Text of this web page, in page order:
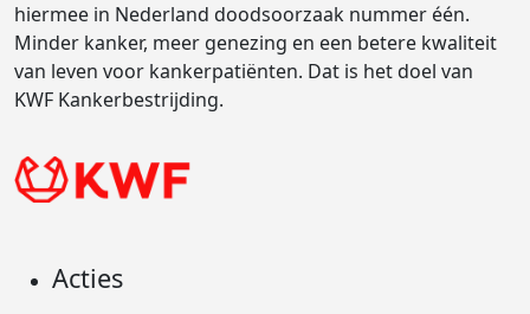
hiermee in Nederland doodsoorzaak nummer één.
Minder kanker, meer genezing en een betere kwaliteit
van leven voor kankerpatiënten. Dat is het doel van
KWF Kankerbestrijding.
Acties